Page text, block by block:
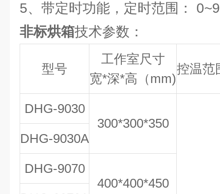
5、带定时功能，定时范围：
非标烘箱技术参数：
型号
工作室尺寸
宽*深*高（mm)
控温
DHG-9030
300*300*350
DHG-9030A
DHG-9070
400*400*450